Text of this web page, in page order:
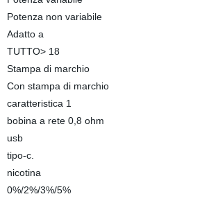
Potenza non variabile
Adatto a
TUTTO> 18
Stampa di marchio
Con stampa di marchio
caratteristica 1
bobina a rete 0,8 ohm
usb
tipo-c.
nicotina
0%/2%/3%/5%